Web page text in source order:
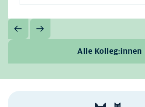
Alle Kolleg:innen